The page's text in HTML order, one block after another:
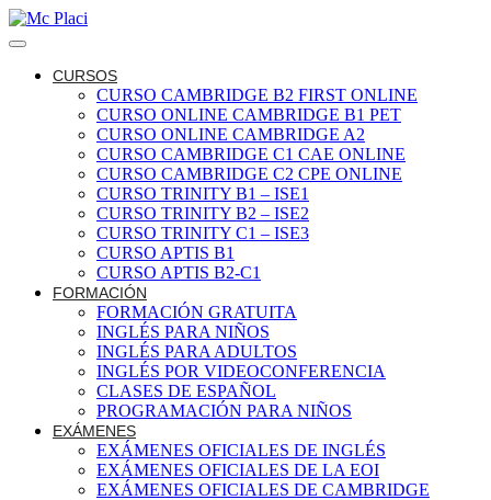
CURSOS
CURSO CAMBRIDGE B2 FIRST ONLINE
CURSO ONLINE CAMBRIDGE B1 PET
CURSO ONLINE CAMBRIDGE A2
CURSO CAMBRIDGE C1 CAE ONLINE
CURSO CAMBRIDGE C2 CPE ONLINE
CURSO TRINITY B1 – ISE1
CURSO TRINITY B2 – ISE2
CURSO TRINITY C1 – ISE3
CURSO APTIS B1
CURSO APTIS B2-C1
FORMACIÓN
FORMACIÓN GRATUITA
INGLÉS PARA NIÑOS
INGLÉS PARA ADULTOS
INGLÉS POR VIDEOCONFERENCIA
CLASES DE ESPAÑOL
PROGRAMACIÓN PARA NIÑOS
EXÁMENES
EXÁMENES OFICIALES DE INGLÉS
EXÁMENES OFICIALES DE LA EOI
EXÁMENES OFICIALES DE CAMBRIDGE